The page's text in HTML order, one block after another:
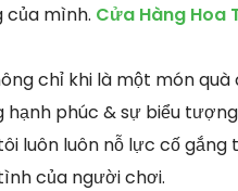
của mình. Cửa Hàng Hoa
chỉ khi là một món
phúc & sự biểu
luôn luôn nỗ lực cố gắng
của người chơi.